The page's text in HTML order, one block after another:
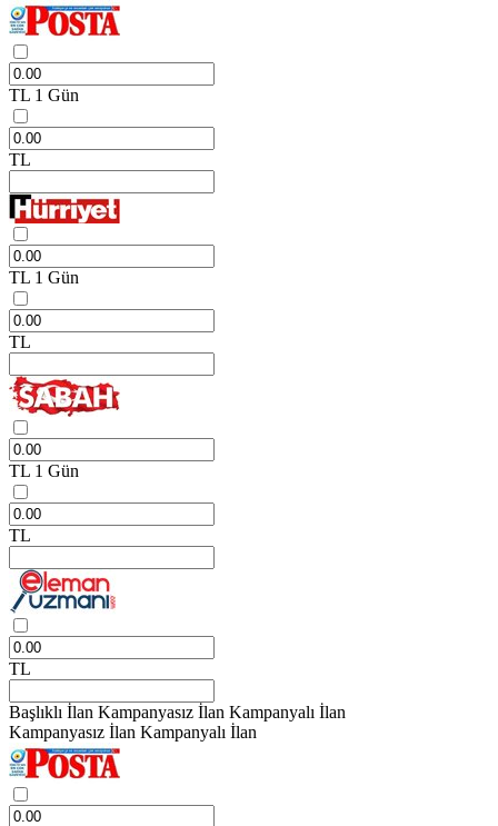
TL 1 Gün
TL
TL 1 Gün
TL
TL 1 Gün
TL
TL
Başlıklı İlan Kampanyasız İlan Kampanyalı İlan
Kampanyasız İlan Kampanyalı İlan